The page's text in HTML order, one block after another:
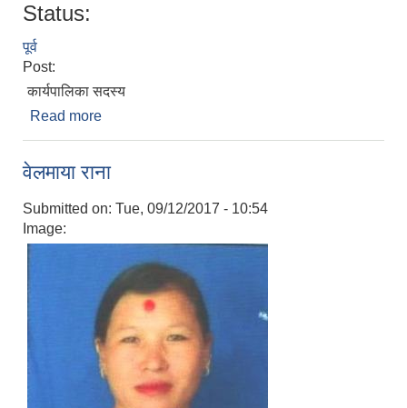
Status:
पूर्व
Post:
कार्यपालिका सदस्य
Read more
वेलमाया राना
Submitted on: Tue, 09/12/2017 - 10:54
Image: